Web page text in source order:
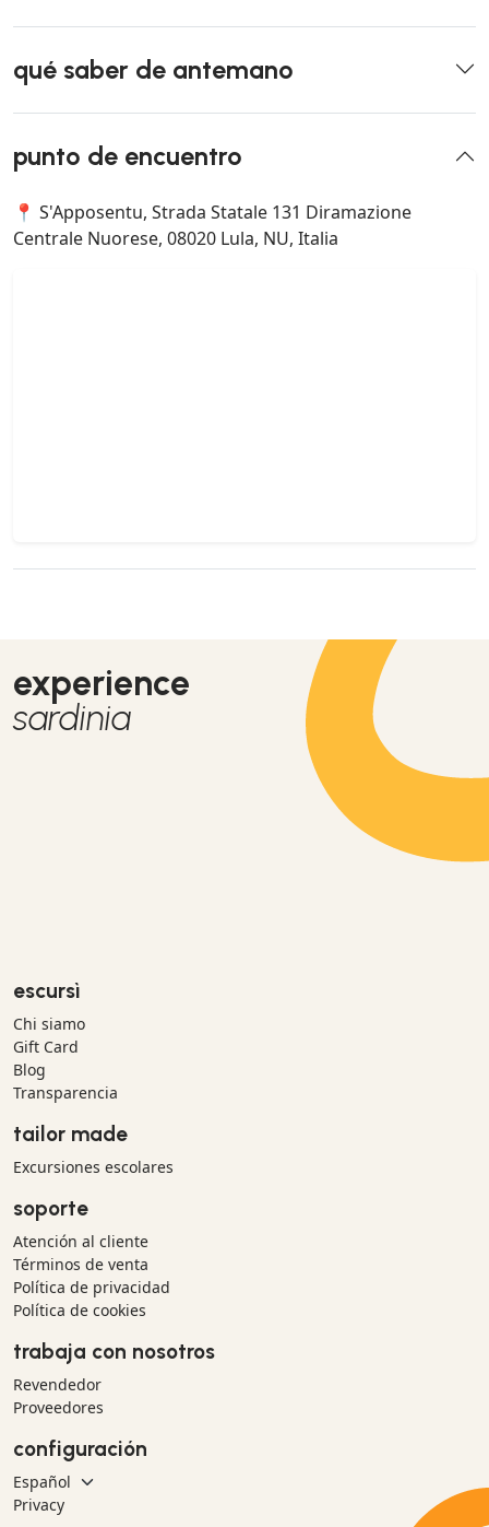
qué saber de antemano
punto de encuentro
📍 S'Apposentu, Strada Statale 131 Diramazione
Centrale Nuorese, 08020 Lula, NU, Italia
experience
sardinia
escursì
Chi siamo
Gift Card
Blog
Transparencia
tailor made
Excursiones escolares
soporte
Atención al cliente
Términos de venta
Política de privacidad
Política de cookies
trabaja con nosotros
Revendedor
Proveedores
configuración
Privacy